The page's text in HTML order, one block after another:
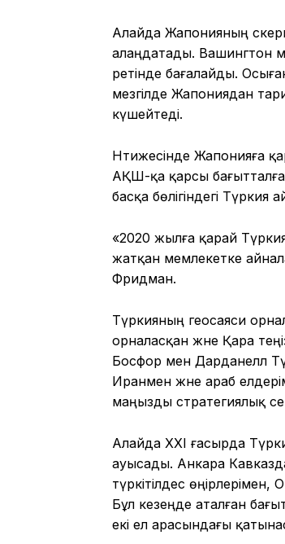
Алайда Жапонияның әскери
алаңдатады. Вашингтон
ретінде бағалайды.
мезгілде Жапониядан
күшейтеді.
Нәтижесінде Жапонияға
АҚШ-қа қарсы бағытталған
басқа бөлігіндегі Түркия
«2020 жылға қарай
жатқан мемлекетке
Фридман.
Түркияның геосаяси
орналасқан және Қара
Босфор мен Дарданелл
Иранмен және араб
маңызды стратегиялық
Алайда XXI ғасырда
ауысады. Анкара
түркітілдес
Бұл кезеңде аталған
екі ел арасындағы